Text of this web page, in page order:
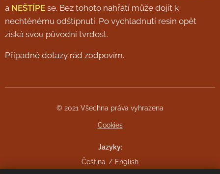
a NEŠTÍPE se. Bez tohoto nahřátí může dojít k
nechtěnému odštípnutí. Po vychladnutí resin opět
získá svou původní tvrdost.
Případné dotazy rád zodpovím.
© 2021 Všechna práva vyhrazena
Cookies
Jazyky
Čeština
English